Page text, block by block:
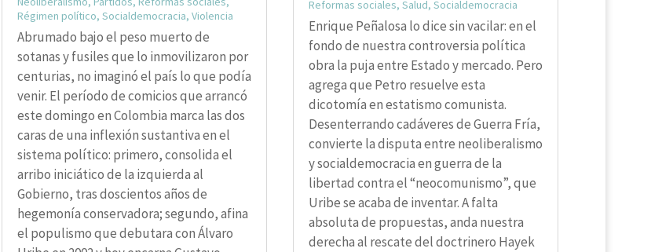
Régimen político, Socialdemocracia, Violencia
Abrumado bajo el peso muerto de
sotanas y fusiles que lo inmovilizaron por
centurias, no imaginó el país lo que podía
venir. El período de comicios que arrancó
este domingo en Colombia marca las dos
caras de una inflexión sustantiva en el
sistema político: primero, consolida el
arribo iniciático de la izquierda al
Gobierno, tras doscientos años de
hegemonía conservadora; segundo, afina
el populismo que debutara con Álvaro
Reformas sociales, Salud, Socialdemocracia
Enrique Peñalosa lo dice sin vacilar: en el
fondo de nuestra controversia política
obra la puja entre Estado y mercado. Pero
agrega que Petro resuelve esta
dicotomía en estatismo comunista.
Desenterrando cadáveres de Guerra Fría,
convierte la disputa entre neoliberalismo
y socialdemocracia en guerra de la
libertad contra el “neocomunismo”, que
Uribe se acaba de inventar. A falta
absoluta de propuestas, anda nuestra
derecha al rescate del doctrinero Hayek